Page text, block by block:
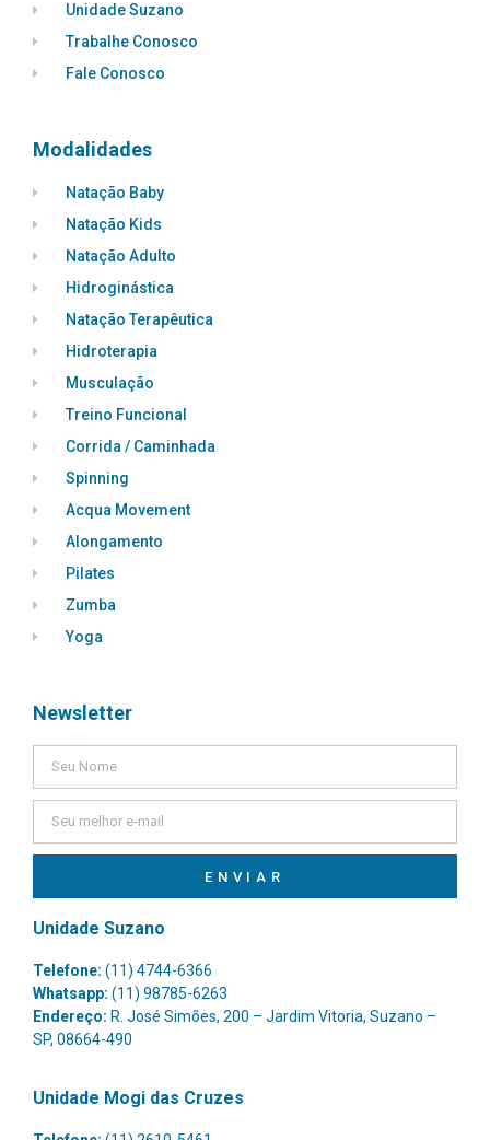
Unidade Suzano
Trabalhe Conosco
Fale Conosco
Modalidades
Natação Baby
Natação Kids
Natação Adulto
Hidroginástica
Natação Terapêutica
Hidroterapia
Musculação
Treino Funcional
Corrida / Caminhada
Spinning
Acqua Movement
Alongamento
Pilates
Zumba
Yoga
Newsletter
ENVIAR
Unidade Suzano
Telefone: (11) 4744-6366
Whatsapp: (11) 98785-6263
Endereço: R. José Simões, 200 – Jardim Vitoria, Suzano –
SP, 08664-490
Unidade Mogi das Cruzes